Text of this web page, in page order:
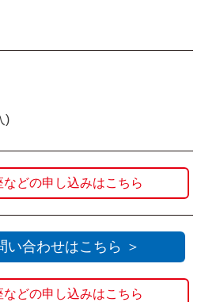
)
どの申し込みはこちら
い合わせはこちら ＞
どの申し込みはこちら